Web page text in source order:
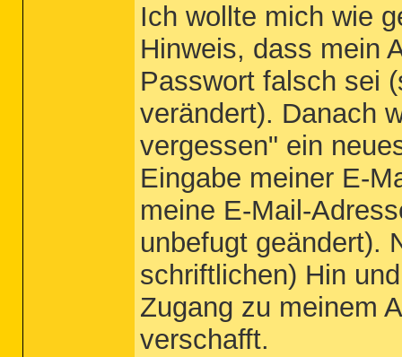
Ich wollte mich wie
Hinweis, dass mein
Passwort falsch sei
verändert). Danach
vergessen" ein
Eingabe meiner E-
meine E-Mail-
unbefugt geändert).
schriftlichen) Hin
Zugang zu meinem
verschafft.